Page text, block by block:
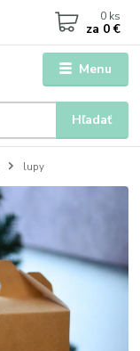
Menu
Hľadať
0 ks
za 0 €
lupy